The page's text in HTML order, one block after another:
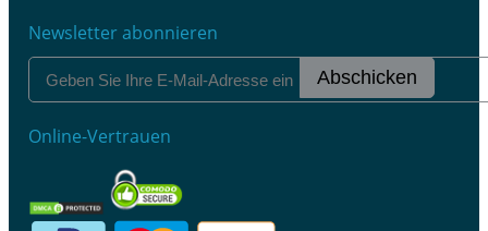
Newsletter abonnieren
Abschicken
Online-Vertrauen